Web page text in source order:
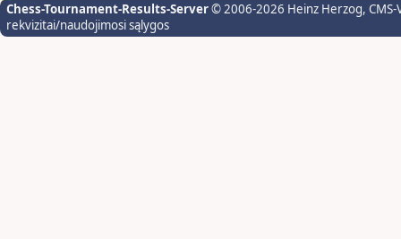
Chess-Tournament-Results-Server© 2006-2026 Heinz Herzog,
rekvizitai/naudojimosi sąlygos